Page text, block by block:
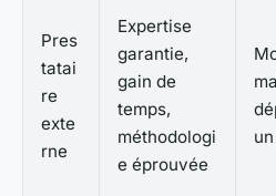
Pres
tatai
re
exte
rne
Expertise
garantie,
gain de
temps,
méthodologi
e éprouvée